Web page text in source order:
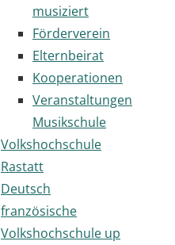
musiziert
Förderverein
Elternbeirat
Kooperationen
Veranstaltungen
Musikschule
Volkshochschule
Rastatt
Deutsch
französische
Volkshochschule up